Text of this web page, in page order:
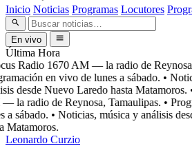
Inicio Noticias Programas Locutores
En vivo
Última Hora
Radio 1670 AM — la radio de Reynosa,
en vivo de lunes a sábado. •
desde Nuevo Laredo hasta Matamoros.
la radio de Reynosa, Tamaulipas. •
a sábado. • Noticias, música y análisis
Matamoros.
Leonardo Curzio